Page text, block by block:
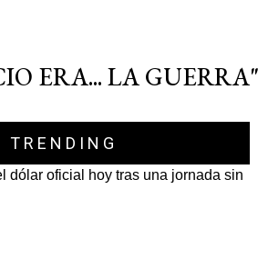
ERA... LA GUERRA"
TRENDING